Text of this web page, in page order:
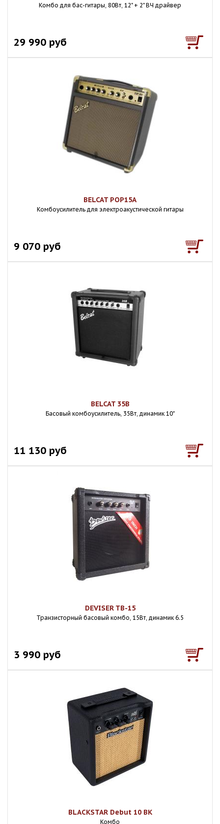
Комбо для бас-гитары, 80Вт, 12" + 2" ВЧ драйвер
29 990 руб
BELCAT POP15A
Комбоусилитель для электроакустической гитары
9 070 руб
BELCAT 35B
Басовый комбоусилитель, 35Вт, динамик 10"
11 130 руб
DEVISER TB-15
Транзисторный басовый комбо, 15Вт, динамик 6.5
3 990 руб
BLACKSTAR Debut 10 BK
Комбо